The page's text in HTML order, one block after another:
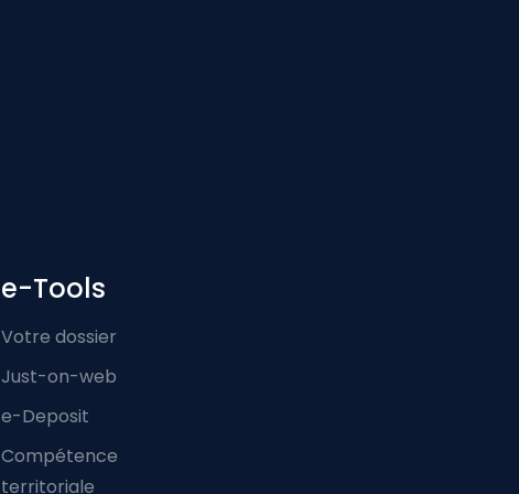
e-Tools
Votre dossier
Just-on-web
e-Deposit
Compétence
territoriale